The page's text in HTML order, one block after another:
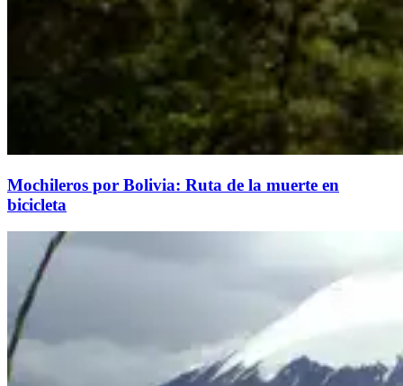
Mochileros por Bolivia: Ruta de la muerte en
bicicleta